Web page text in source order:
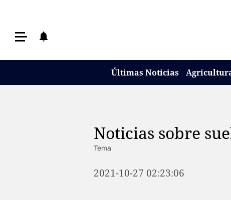
Últimas Noticias
Noticias sobre
Tema
2021-10-27 02:23:06